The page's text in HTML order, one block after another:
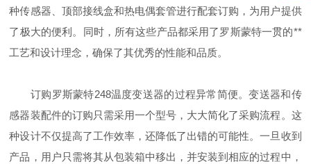
种传感器、顶部接线盒和热电偶套管进行配套订购，为用户提供
了极大的便利。同时，所有这些产品都采用了罗斯蒙特一贯的**
工艺和设计理念，确保了其优秀的性能和品质。
订购罗斯蒙特248温度变送器的过程异常简便。变送器和传
感器装配件的订购只需采用一个型号，大大简化了采购流程。这
种设计不仅提高了工作效率，还降低了出错的可能性。一旦收到
产品，用户只需将其从包装箱中移出，并安装到相应的过程中，